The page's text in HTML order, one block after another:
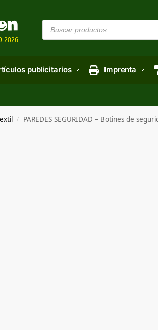
2026
publicitarios Imprenta
/ PAREDES SEGURIDAD – Botines de